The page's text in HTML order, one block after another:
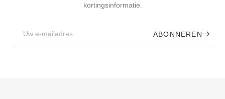
kortingsinformatie.
ABONNEREN